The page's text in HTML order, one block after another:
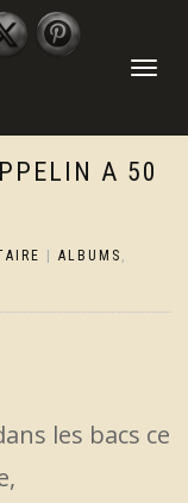
DÉPLIER
A 50
ALBUMS ,
les bacs ce